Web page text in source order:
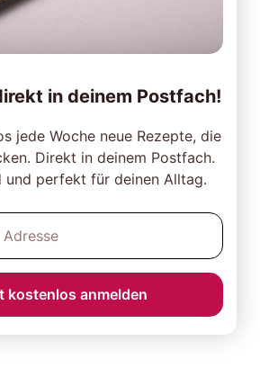
in deinem Postfach!
jede Woche neue Rezepte, die
Direkt in deinem Postfach.
und perfekt für deinen Alltag.
kostenlos anmelden